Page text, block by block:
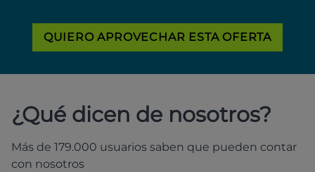
QUIERO APROVECHAR ESTA OFERTA
¿Qué dicen de nosotros?
Más de 179.000 usuarios saben que pueden contar
con nosotros